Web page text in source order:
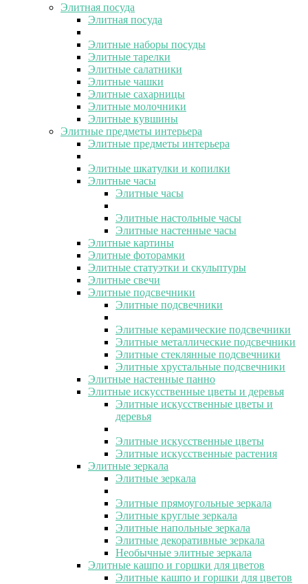
Элитная посуда
Элитная посуда
Элитные наборы посуды
Элитные тарелки
Элитные салатники
Элитные чашки
Элитные сахарницы
Элитные молочники
Элитные кувшины
Элитные предметы интерьера
Элитные предметы интерьера
Элитные шкатулки и копилки
Элитные часы
Элитные часы
Элитные настольные часы
Элитные настенные часы
Элитные картины
Элитные фоторамки
Элитные статуэтки и скульптуры
Элитные свечи
Элитные подсвечники
Элитные подсвечники
Элитные керамические подсвечники
Элитные металлические подсвечники
Элитные стеклянные подсвечники
Элитные хрустальные подсвечники
Элитные настенные панно
Элитные искусственные цветы и деревья
Элитные искусственные цветы и
деревья
Элитные искусственные цветы
Элитные искусственные растения
Элитные зеркала
Элитные зеркала
Элитные прямоугольные зеркала
Элитные круглые зеркала
Элитные напольные зеркала
Элитные декоративные зеркала
Необычные элитные зеркала
Элитные кашпо и горшки для цветов
Элитные кашпо и горшки для цветов